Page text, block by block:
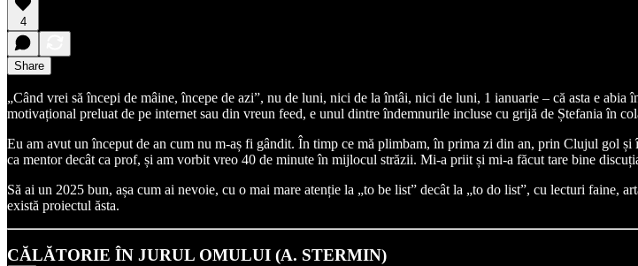
4
Share
„Când vrei să începi de mâine, începe de azi”, nu de luni, nici de la întâi, nici de luni, 1 ianuarie – că asta e
motivațional preluat de pe internet sau din vreun feed, e unul dintre îndemnurile incluse cu grijă de Ștefania în
Eu am avut un început de an cum nu m-aș fi gândit. În timp ce mă plimbam, în prima zi din an, prin Clujul gol
ca mentor decât ca prof, și am vorbit vreo 40 de minute în mijlocul străzii. Mi-a priit și mi-a făcut tare bine
Să ai un 2025 bun, așa cum ai nevoie, cu o mai mare atenție la „to be list” decât la „to do list”, cu lecturi faine,
există proiectul ăsta.
CĂLĂTORIE ÎN JURUL OMULUI (A. STERMIN)